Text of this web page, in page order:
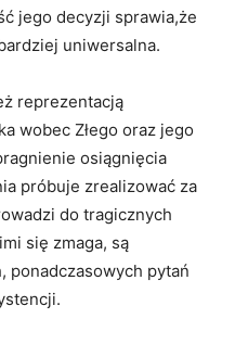
jego decyzji sprawia,że
uniwersalna.
reprezentacją
wobec Złego oraz jego
osiągnięcia
próbuje zrealizować za
do tragicznych
się zmaga, są
ponadczasowych pytań